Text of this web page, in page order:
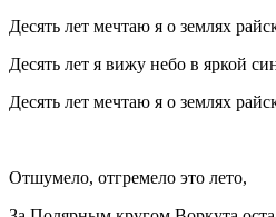
Десять лет мечтаю я о землях
Десять лет я вижу небо в яркой
Десять лет мечтаю я о землях
Отшумело, отгремело это лето,